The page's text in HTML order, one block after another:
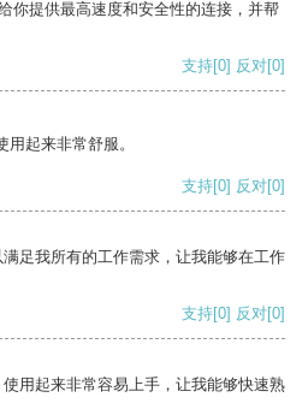
你提供最高速度和安全性的连接，并帮
支持[0] 反对[0]
起来非常舒服。
支持[0] 反对[0]
足我所有的工作需求，让我能够在工作
支持[0] 反对[0]
用起来非常容易上手，让我能够快速熟